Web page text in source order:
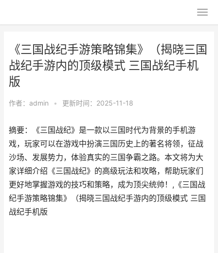
《三国战纪手游策略锦集》（揭晓三国
战纪手游内的顶级模式 三国战纪手机
版
作者： admin • 更新时间：2025-11-18
摘要：《三国战纪》是一款以三国时代为背景的手机游
戏，玩家可以在游戏中扮演三国历史上的著名将领，征战
沙场、发展势力，体验真实的三国争霸之路。本文将为大
家详细介绍《三国战纪》的高级玩法和攻略，帮助玩家们
更好地掌握游戏的技巧和策略，成为顶尖统帅！,《三国战
纪手游策略锦集》（揭晓三国战纪手游内的顶级模式 三国
战纪手机版